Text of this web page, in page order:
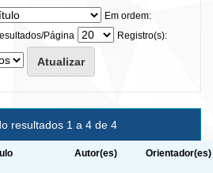
Em ordem:
Página
Registro(s):
resultados 1 a 4 de 4
Autor(es) Orientador(es)